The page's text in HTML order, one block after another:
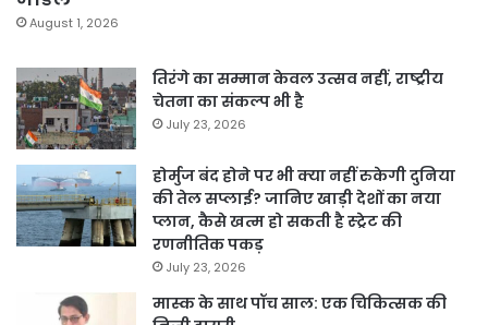
August 1, 2026
तिरंगे का सम्मान केवल उत्सव नहीं, राष्ट्रीय
चेतना का संकल्प भी है
July 23, 2026
होर्मुज बंद होने पर भी क्या नहीं रुकेगी दुनिया
की तेल सप्लाई? जानिए खाड़ी देशों का नया
प्लान, कैसे खत्म हो सकती है स्ट्रेट की
रणनीतिक पकड़
July 23, 2026
मास्क के साथ पॉच साल: एक चिकित्सक की